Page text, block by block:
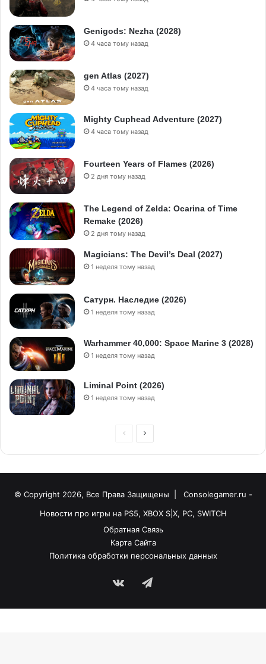
Genigods: Nezha (2028)
4 часа тому назад
gen Atlas (2027)
4 часа тому назад
Mighty Cuphead Adventure (2027)
4 часа тому назад
Fourteen Years of Flames (2026)
2 дня тому назад
The Legend of Zelda: Ocarina of Time
Remake (2026)
2 дня тому назад
Magicians: The Devil’s Deal (2027)
1 неделя тому назад
Сатурн. Наследие (2026)
1 неделя тому назад
Warhammer 40,000: Space Marine 3 (2028)
1 неделя тому назад
Liminal Point (2026)
1 неделя тому назад
© Copyright 2026, Все Права Защищены |
Consolegamer.ru -
Новости про игры на PS5, XBOX S|X, PC, SWITCH
Обратная Связь
Карта Сайта
Политика обработки персональных данных